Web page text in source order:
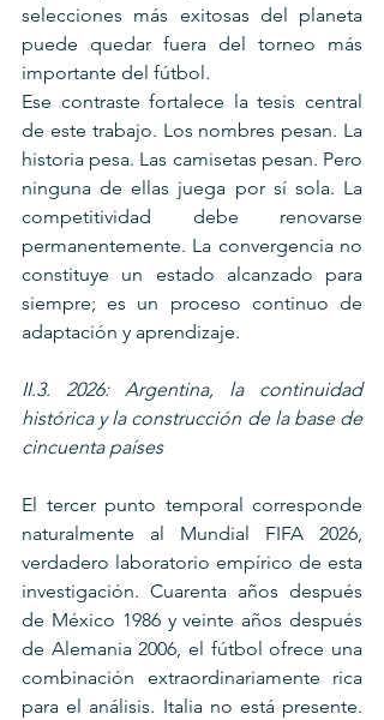
selecciones más exitosas del planeta
puede quedar fuera del torneo más
importante del fútbol.
Ese contraste fortalece la tesis central
de este trabajo. Los nombres pesan. La
historia pesa. Las camisetas pesan. Pero
ninguna de ellas juega por sí sola. La
competitividad debe renovarse
permanentemente. La convergencia no
constituye un estado alcanzado para
siempre; es un proceso continuo de
adaptación y aprendizaje.
II.3. 2026: Argentina, la continuidad
histórica y la construcción de la base de
cincuenta países
El tercer punto temporal corresponde
naturalmente al Mundial FIFA 2026,
verdadero laboratorio empírico de esta
investigación. Cuarenta años después
de México 1986 y veinte años después
de Alemania 2006, el fútbol ofrece una
combinación extraordinariamente rica
para el análisis. Italia no está presente.